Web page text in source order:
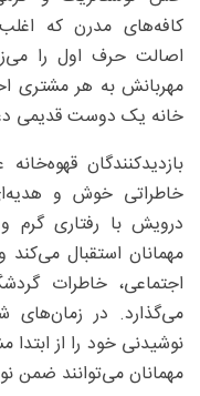
کافه‌های مدرن که
اصالت حرف اول را
مهربانش به هر مشتری
خانه یک دوست قدیمی
بازدیدکنندگان
خاطراتی خوش و
درویش با رفتاری گرم
مهمانان استقبال
اجتماعی، خاطرات
می‌گذارد. در زمان‌های
نوشیدنی خود را از
مهمانان می‌توانند ضمن